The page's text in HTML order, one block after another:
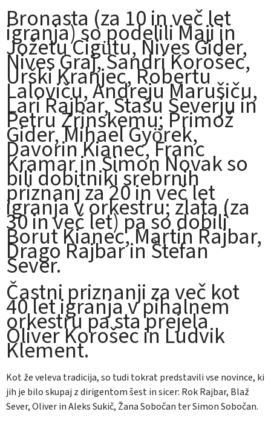
Bronasta (za 10 in več let
igranja) so podelili Maji in
Jožetu Cigütu, Nives Gider,
Nives Graj, Sandri Korošec,
Urški Kranjec, Robertu
Laloviču, Andreju Marušiču,
Lari Rajbar, Stašu Severju in
Petru Zrinskemu; Primož
Gider, Mihael Györek,
Davorin Kianec, Franc
Kramar in Simon Novak so
bili dobitniki srebrnih
priznanj za 20 in več let
igranja v orkestru; zlata (za
30 in več let) pa so dobili
Borut Kianec, Martin Rajbar,
Drago Rajbar in Štefan
Sever.
Častni priznanji za več kot
40 let igranja v pihalnem
orkestru pa sta prejela
Oliver Korošec in Ludvik
Klement.
Kot že veleva tradicija, so tudi tokrat predstavili vse novince, ki
jih je bilo skupaj z dirigentom šest in sicer: Rok Rajbar, Blaž
Sever, Oliver in Aleks Sukič, Žana Sobočan ter Simon Sobočan.